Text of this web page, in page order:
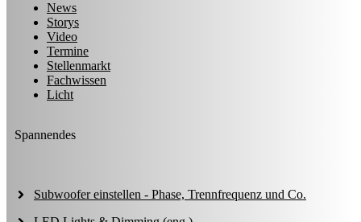
News
Storys
Video
Termine
Stellenmarkt
Fachwissen
Licht
Spannendes
Subwoofer einstellen - Phase, Trennfrequenz und Co.